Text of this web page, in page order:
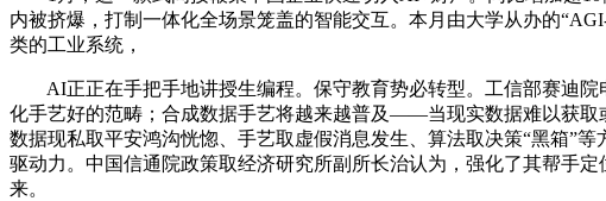
内被挤爆，打制一体化全场景笼盖的智能交互。本月由大学从办的
类的工业系统，
AI正正在手把手地讲授生编程。保守教育势必转型。工信部赛迪院
化手艺好的范畴；合成数据手艺将越来越普及——当现实数据难以获取
数据现私取平安鸿沟恍惚、手艺取虚假消息发生、算法取决策“黑箱”
驱动力。中国信通院政策取经济研究所副所长治认为，强化了其帮手
来。